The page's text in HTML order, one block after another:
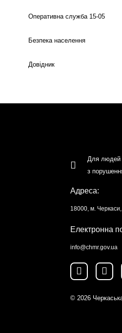
Оперативна служба 15-05
Безпека населення
Довідник
Для людей
з
Адреса:
18000, м.
Електронна
info@chmr.gov.ua
© 2026